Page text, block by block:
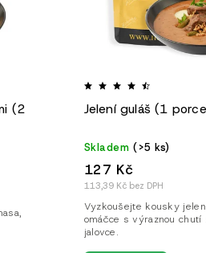
(2
Jelení guláš (1
Skladem (>5 ks)
113,39 Kč bez DPH
127 Kč
Vyzkoušejte kousky
omáčce s výraznou chutí
jalovce.